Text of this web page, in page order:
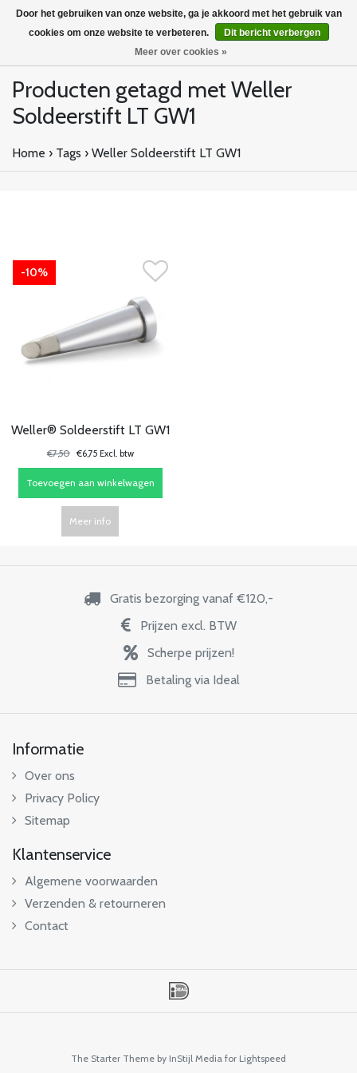
Producten getagd met Weller
Soldeerstift LT GW1
Home › Tags › Weller Soldeerstift LT GW1
-10%
Weller® Soldeerstift LT GW1
€7,50 €6,75 Excl. btw
Toevoegen aan winkelwagen
Meer info
Gratis bezorging vanaf €120,-
Prijzen excl. BTW
Scherpe prijzen!
Betaling via Ideal
Informatie
Over ons
Privacy Policy
Sitemap
Klantenservice
Algemene voorwaarden
Verzenden & retourneren
Contact
The Starter Theme by InStijl Media for Lightspeed
Door het gebruiken van onze website, ga je akkoord met het gebruik van
cookies om onze website te verbeteren.
Dit bericht verbergen
Meer over cookies »